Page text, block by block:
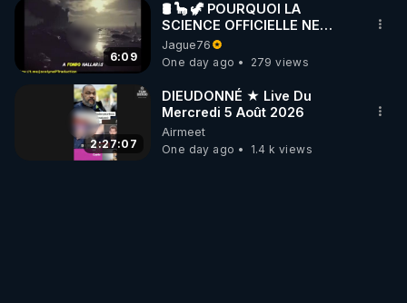
6:09
🛢 🦕 🦖 POURQUOI LA
SCIENCE OFFICIELLE NE
CONNAÎT-ELLE PAS LA VRAIE
ORIGINE DU PÉTROLE ?
Jague76
One day ago
279 views
2:27:07
DIEUDONNÉ ★ Live Du
Mercredi 5 Août 2026
Airmeet
One day ago
1.4 k views